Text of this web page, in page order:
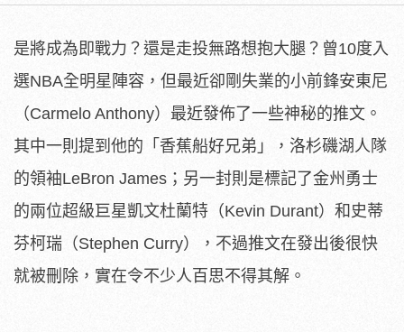
是將成為即戰力？還是走投無路想抱大腿？曾10度入
選NBA全明星陣容，但最近卻剛失業的小前鋒安東尼
（Carmelo Anthony）最近發佈了一些神秘的推文。
其中一則提到他的「香蕉船好兄弟」，洛杉磯湖人隊
的領袖LeBron James；另一封則是標記了金州勇士
的兩位超級巨星凱文杜蘭特（Kevin Durant）和史蒂
芬柯瑞（Stephen Curry），不過推文在發出後很快
就被刪除，實在令不少人百思不得其解。